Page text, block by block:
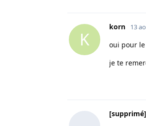
K
korn 13
oui pour
je te
[supprimé]